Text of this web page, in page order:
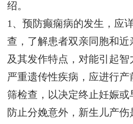
绍。
1、预防癫痫病的发生，应
查，了解患者双亲同胞和
及其发作特点，对能引起
严重遗传性疾病，应进行
筛检查，以决定终止妊娠
防止分娩意外，新生儿产